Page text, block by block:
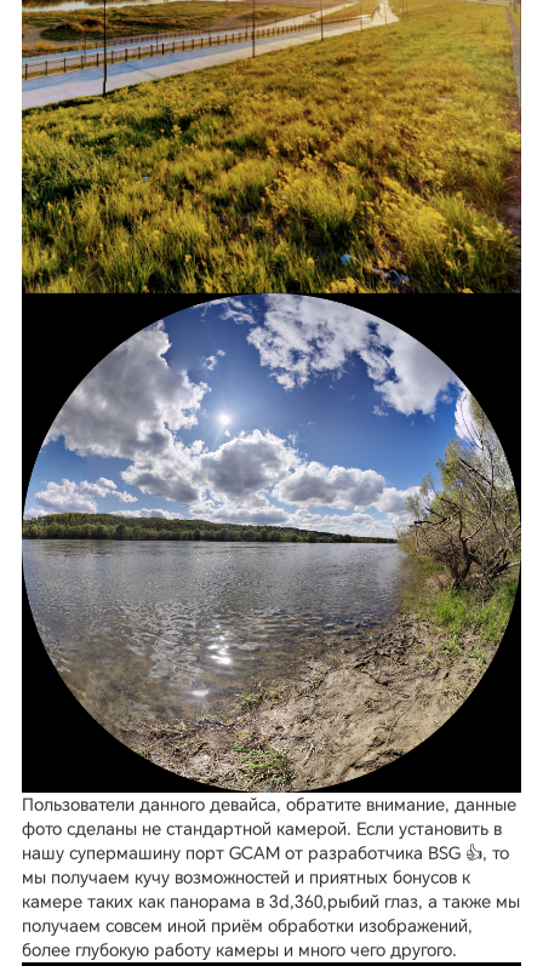
Пользователи данного девайса, обратите внимание, данные
фото сделаны не стандартной камерой. Если установить в
нашу супермашину порт GCAM от разработчика BSG 👍, то
мы получаем кучу возможностей и приятных бонусов к
камере таких как панорама в 3d,360,рыбий глаз, а также мы
получаем совсем иной приём обработки изображений,
более глубокую работу камеры и много чего другого.